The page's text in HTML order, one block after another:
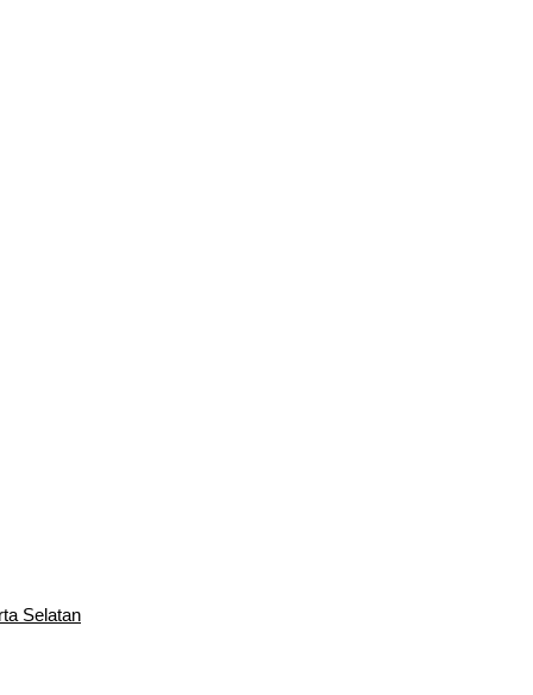
Selatan